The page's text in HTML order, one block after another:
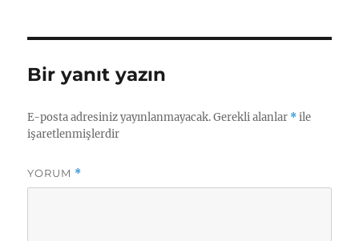
Bir yanıt yazın
E-posta adresiniz yayınlanmayacak. Gerekli alanlar *ile
işaretlenmişlerdir
YORUM *